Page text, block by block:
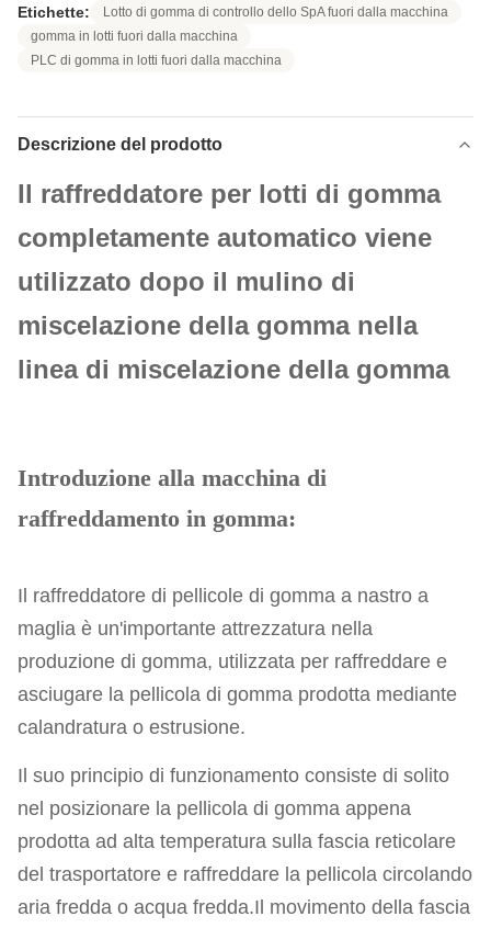
Etichette:
Lotto di gomma di controllo dello SpA fuori dalla macchina
gomma in lotti fuori dalla macchina
PLC di gomma in lotti fuori dalla macchina
Descrizione del prodotto
Il raffreddatore per lotti di gomma
completamente automatico viene
utilizzato dopo il mulino di
miscelazione della gomma nella
linea di miscelazione della gomma
Introduzione alla macchina di
raffreddamento in gomma:
Il raffreddatore di pellicole di gomma a nastro a
maglia è un'importante attrezzatura nella
produzione di gomma, utilizzata per raffreddare e
asciugare la pellicola di gomma prodotta mediante
calandratura o estrusione.
Il suo principio di funzionamento consiste di solito
nel posizionare la pellicola di gomma appena
prodotta ad alta temperatura sulla fascia reticolare
del trasportatore e raffreddare la pellicola circolando
aria fredda o acqua fredda.Il movimento della fascia